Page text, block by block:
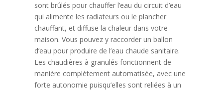
sont brûlés pour chauffer l’eau du circuit d’eau
qui alimente les radiateurs ou le plancher
chauffant, et diffuse la chaleur dans votre
maison. Vous pouvez y raccorder un ballon
d’eau pour produire de l’eau chaude sanitaire.
Les chaudières à granulés fonctionnent de
manière complètement automatisée, avec une
forte autonomie puisqu’elles sont reliées à un